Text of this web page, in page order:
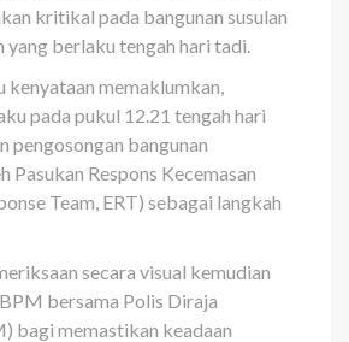
kritikal pada bangunan susulan
yang berlaku tengah hari tadi.
kenyataan memaklumkan,
pada pukul 12.21 tengah hari
pengosongan bangunan
Pasukan Respons Kecemasan
Team, ERT) sebagai langkah
secara visual kemudian
bersama Polis Diraja
bagi memastikan keadaan